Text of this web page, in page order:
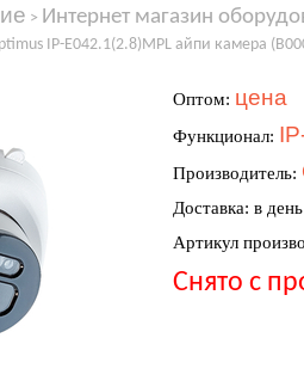
> Интернет магазин
IP-E042.1(2.8)MPL айпи камера
Оптом: цена
Функционал:
Производитель:
Доставка: в
Артикул
Снято с